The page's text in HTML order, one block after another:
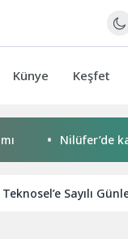
Künye Keşfet
Nilüfer’de
Teknosel’e Sayılı